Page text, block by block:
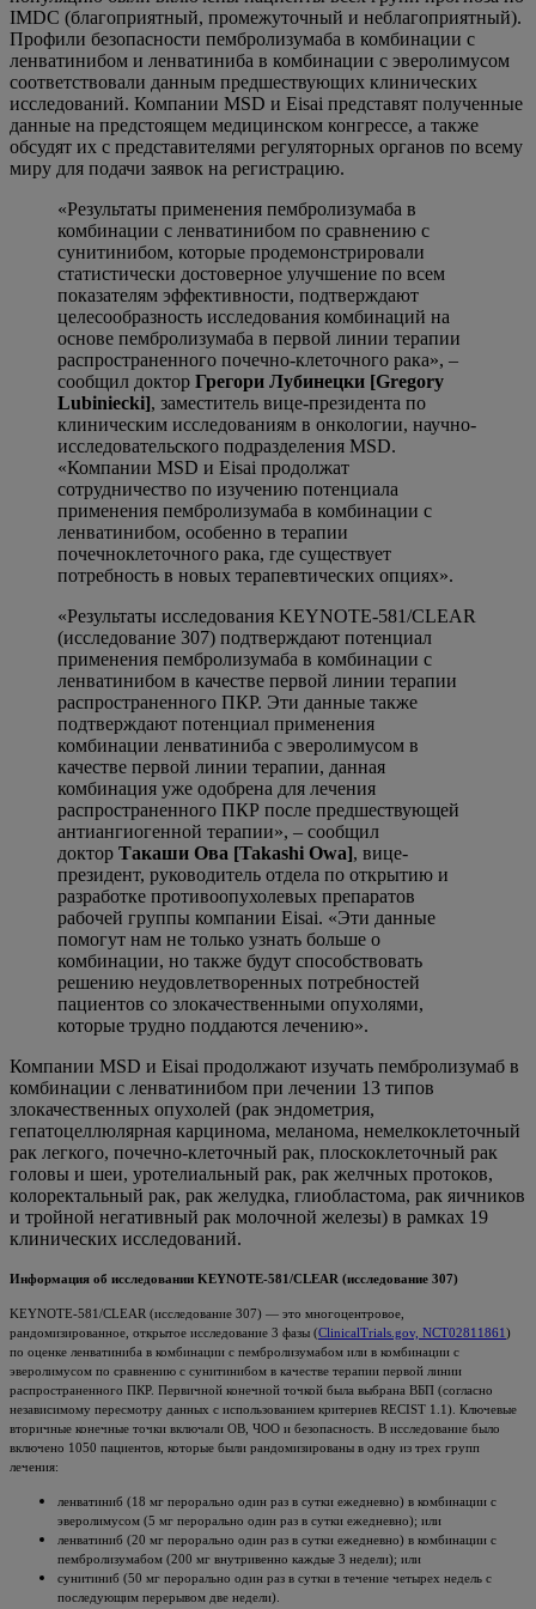
IMDC (благоприятный, промежуточный и неблагоприятный).
Профили безопасности пембролизумаба в комбинации с
ленватинибом и ленватиниба в комбинации с эверолимусом
соответствовали данным предшествующих клинических
исследований. Компании MSD и Eisai представят полученные
данные на предстоящем медицинском конгрессе, а также
обсудят их с представителями регуляторных органов по всему
миру для подачи заявок на регистрацию.
«Результаты применения пембролизумаба в
комбинации с ленватинибом по сравнению с
сунитинибом, которые продемонстрировали
статистически достоверное улучшение по всем
показателям эффективности, подтверждают
целесообразность исследования комбинаций на
основе пембролизумаба в первой линии терапии
распространенного почечно-клеточного рака», –
сообщил доктор Грегори Лубинецки [Gregory
Lubiniecki], заместитель вице-президента по
клиническим исследованиям в онкологии, научно-
исследовательского подразделения MSD.
«Компании MSD и Eisai продолжат
сотрудничество по изучению потенциала
применения пембролизумаба в комбинации с
ленватинибом, особенно в терапии
почечноклеточного рака, где существует
потребность в новых терапевтических опциях».
«Результаты исследования KEYNOTE-581/CLEAR
(исследование 307) подтверждают потенциал
применения пембролизумаба в комбинации с
ленватинибом в качестве первой линии терапии
распространенного ПКР. Эти данные также
подтверждают потенциал применения
комбинации ленватиниба с эверолимусом в
качестве первой линии терапии, данная
комбинация уже одобрена для лечения
распространенного ПКР после предшествующей
антиангиогенной терапии», – сообщил
доктор Такаши Ова [Takashi Owa], вице-
президент, руководитель отдела по открытию и
разработке противоопухолевых препаратов
рабочей группы компании Eisai. «Эти данные
помогут нам не только узнать больше о
комбинации, но также будут способствовать
решению неудовлетворенных потребностей
пациентов со злокачественными опухолями,
которые трудно поддаются лечению».
Компании MSD и Eisai продолжают изучать пембролизумаб в
комбинации с ленватинибом при лечении 13 типов
злокачественных опухолей (рак эндометрия,
гепатоцеллюлярная карцинома, меланома, немелкоклеточный
рак легкого, почечно-клеточный рак, плоскоклеточный рак
головы и шеи, уротелиальный рак, рак желчных протоков,
колоректальный рак, рак желудка, глиобластома, рак яичников
и тройной негативный рак молочной железы) в рамках 19
клинических исследований.
Информация об исследовании KEYNOTE-581/CLEAR (исследование 307)
KEYNOTE-581/CLEAR (исследование 307) — это многоцентровое,
рандомизированное, открытое исследование 3 фазы (ClinicalTrials.gov, NCT02811861)
по оценке ленватиниба в комбинации с пембролизумабом или в комбинации с
эверолимусом по сравнению с сунитинибом в качестве терапии первой линии
распространенного ПКР. Первичной конечной точкой была выбрана ВБП (согласно
независимому пересмотру данных с использованием критериев RECIST 1.1). Ключевые
вторичные конечные точки включали ОВ, ЧОО и безопасность. В исследование было
включено 1050 пациентов, которые были рандомизированы в одну из трех групп
лечения:
ленватиниб (18 мг перорально один раз в сутки ежедневно) в комбинации с
эверолимусом (5 мг перорально один раз в сутки ежедневно); или
ленватиниб (20 мг перорально один раз в сутки ежедневно) в комбинации с
пембролизумабом (200 мг внутривенно каждые 3 недели); или
сунитиниб (50 мг перорально один раз в сутки в течение четырех недель с
последующим перерывом две недели).